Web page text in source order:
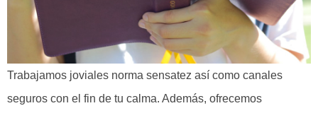
Trabajamos joviales norma sensatez así­ como canales
seguros con el fin de tu calma. Además, ofrecemos